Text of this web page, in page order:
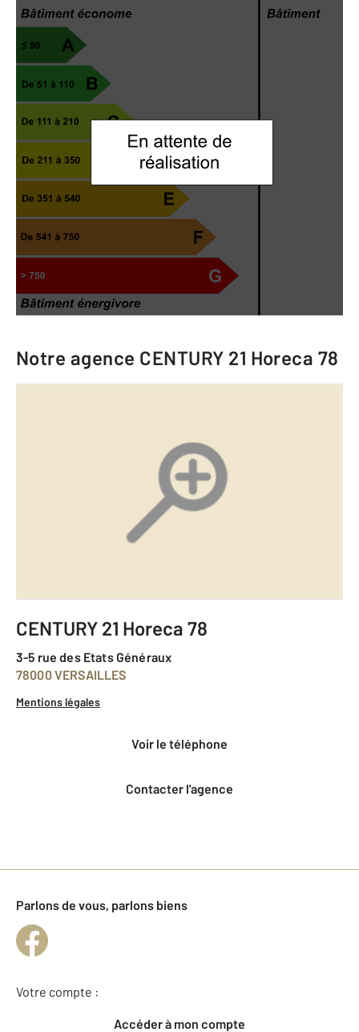
Notre agence CENTURY 21 Horeca 78
CENTURY 21 Horeca 78
3-5 rue des Etats Généraux
78000 VERSAILLES
Mentions légales
voir le téléphone
Contacter l'agence
Parlons de vous, parlons biens
Votre compte :
Accéder à mon compte